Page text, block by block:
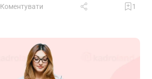
Коментувати
1